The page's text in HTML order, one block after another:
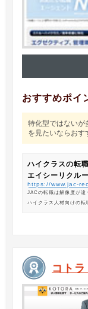
おすすめポイ
特化型ではないが
を見たいならおす
ハイクラスの転
エイシーリクル
https://www.jac-
JACの転職は解像度が
ハイクラス人材向けの転
コトラ